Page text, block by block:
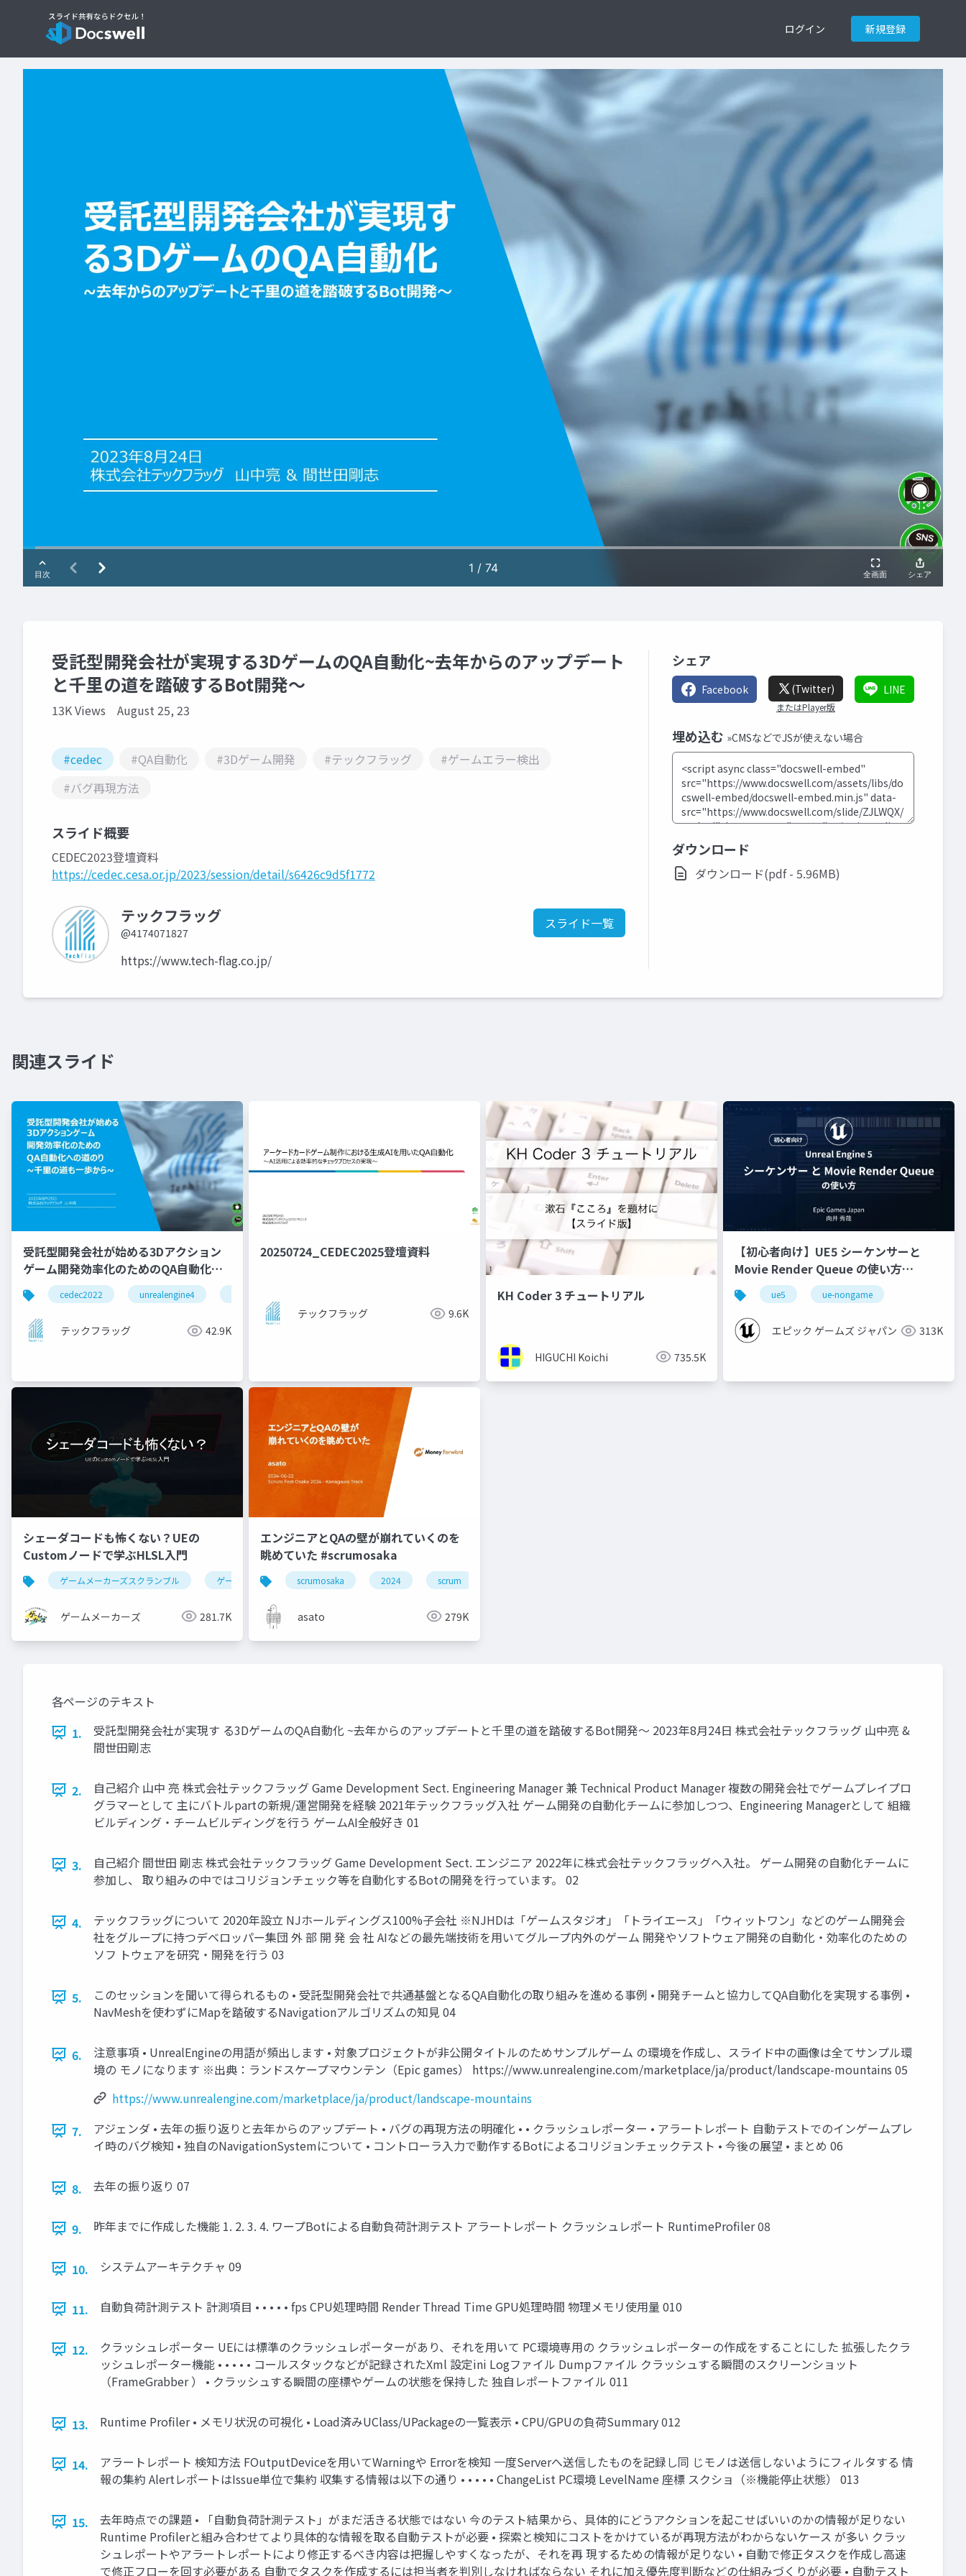
ログイン 新規登録
受託型開発会社が実現する3DゲームのQA自動化~去年からのアップデート
と千里の道を踏破するBot開発～
13K Views August 25, 23
#cedec #QA自動化 #3Dゲーム開発 #テックフラッグ
#ゲームエラー検出
#バグ再現方法
スライド概要
CEDEC2023登壇資料
https://cedec.cesa.or.jp/2023/session/detail/s6426c9d5f1772
テックフラッグ
@4174071827
スライド一覧
https://www.tech-flag.co.jp/
シェア
Facebook (Twitter)
またはPlayer版
LINE
埋め込む »CMSなどでJSが使えない場合
ダウンロード
ダウンロード(pdf - 5.96MB)
関連スライド
受託型開発会社が始める3Dアクション
ゲーム開発効率化のためのQA自動化へ
の道のり~千里の道も一歩から~
cedec2022 unrealengine4
テックフラッグ 42.9K
20250724_CEDEC2025登壇資料
テックフラッグ 9.6K
KH Coder 3 チュートリアル
HIGUCHI Koichi 735.5K
【初心者向け】UE5 シーケンサーと
Movie Render Queue の使い方
【Cinematic Dive 2023】
ue5 ue-nongame
エピック ゲームズ ジャパン 313K
シェーダコードも怖くない？UEの
Customノードで学ぶHLSL入門
ゲームメーカーズスクランブル ゲーム制作 ue5 シェーダー
ゲームメーカーズ 281.7K
エンジニアとQAの壁が崩れていくのを
眺めていた #scrumosaka
scrumosaka 2024 scrum
asato 279K
各ページのテキスト
1.
受託型開発会社が実現す る3DゲームのQA自動化 ~去年からのアップデートと千里の道を踏破するBot開発～ 2023年8月24日 株式会社テックフラッグ 山中亮 &
間世田剛志
2.
自己紹介 山中 亮 株式会社テックフラッグ Game Development Sect. Engineering Manager 兼 Technical Product Manager 複数の開発会社でゲームプレイプロ
グラマーとして 主にバトルpartの新規/運営開発を経験 2021年テックフラッグ入社 ゲーム開発の自動化チームに参加しつつ、Engineering Managerとして 組織
ビルディング・チームビルディングを行う ゲームAI全般好き 01
3.
自己紹介 間世田 剛志 株式会社テックフラッグ Game Development Sect. エンジニア 2022年に株式会社テックフラッグへ入社。 ゲーム開発の自動化チームに
参加し、 取り組みの中ではコリジョンチェック等を自動化するBotの開発を行っています。 02
4.
テックフラッグについて 2020年設立 NJホールディングス100%子会社 ※NJHDは「ゲームスタジオ」「トライエース」「ウィットワン」などのゲーム開発会
社をグループに持つデベロッパー集団 外 部 開 発 会 社 AIなどの最先端技術を用いてグループ内外のゲーム 開発やソフトウェア開発の自動化・効率化のための
ソフ トウェアを研究・開発を行う 03
5.
このセッションを聞いて得られるもの • 受託型開発会社で共通基盤となるQA自動化の取り組みを進める事例 • 開発チームと協力してQA自動化を実現する事例 •
NavMeshを使わずにMapを踏破するNavigationアルゴリズムの知見 04
6.
注意事項 • UnrealEngineの用語が頻出します • 対象プロジェクトが非公開タイトルのためサンプルゲーム の環境を作成し、スライド中の画像は全てサンプル環
境の モノになります ※出典：ランドスケープマウンテン（Epic games） https://www.unrealengine.com/marketplace/ja/product/landscape-mountains 05
https://www.unrealengine.com/marketplace/ja/product/landscape-mountains
7.
アジェンダ • 去年の振り返りと去年からのアップデート • バグの再現方法の明確化 • • クラッシュレポーター • アラートレポート 自動テストでのインゲームプレ
イ時のバグ検知 • 独自のNavigationSystemについて • コントローラ入力で動作するBotによるコリジョンチェックテスト • 今後の展望 • まとめ 06
8. 去年の振り返り 07
9. 昨年までに作成した機能 1. 2. 3. 4. ワープBotによる自動負荷計測テスト アラートレポート クラッシュレポート RuntimeProfiler 08
10. システムアーキテクチャ 09
11. 自動負荷計測テスト 計測項目 • • • • • fps CPU処理時間 Render Thread Time GPU処理時間 物理メモリ使用量 010
12.
クラッシュレポーター UEには標準のクラッシュレポーターがあり、それを用いて PC環境専用の クラッシュレポーターの作成をすることにした 拡張したクラ
ッシュレポーター機能 • • • • • コールスタックなどが記録されたXml 設定ini Logファイル Dumpファイル クラッシュする瞬間のスクリーンショット
（FrameGrabber ） • クラッシュする瞬間の座標やゲームの状態を保持した 独自レポートファイル 011
13. Runtime Profiler • メモリ状況の可視化 • Load済みUClass/UPackageの一覧表示 • CPU/GPUの負荷Summary 012
14.
アラートレポート 検知方法 FOutputDeviceを用いてWarningや Errorを検知 一度Serverへ送信したものを記録し同 じモノは送信しないようにフィルタする 情
報の集約 AlertレポートはIssue単位で集約 収集する情報は以下の通り • • • • • ChangeList PC環境 LevelName 座標 スクショ（※機能停止状態） 013
15.
去年時点での課題 • 「自動負荷計測テスト」がまだ活きる状態ではない 今のテスト結果から、具体的にどうアクションを起こせばいいのかの情報が足りない
Runtime Profilerと組み合わせてより具体的な情報を取る自動テストが必要 • 探索と検知にコストをかけているが再現方法がわからないケース が多い クラッ
シュレポートやアラートレポートにより修正するべき内容は把握しやすくなったが、それを再 現するための情報が足りない • 自動で修正タスクを作成し高速
で修正フローを回す必要がある 自動でタスクを作成するには担当者を判別しなければならない それに加え優先度判断などの仕組みづくりが必要 • 自動テスト